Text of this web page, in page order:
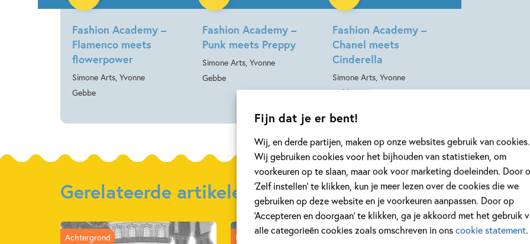
Fijn dat je er bent!
Wij, en derde partijen, maken op onze websites gebruik van cookies.
Wij gebruiken cookies voor het bijhouden van statistieken, om
voorkeuren op te slaan, maar ook voor marketing doeleinden. Door
‘Zelf instellen’ te klikken, kun je meer lezen over de cookies die we
gebruiken op deze website en je voorkeuren aanpassen. Door op
‘Accepteren en doorgaan’ te klikken, ga je akkoord met het gebruik
alle categorieën cookies zoals omschreven in onscookie statement.
Fashion Academy –
Flamenco meets
flowerpower
Simone Arts, Yvonne
Gebbe
Fashion Academy –
Punk meets Preppy
Simone Arts, Yvonne
Gebbe
Fashion Academy –
Chanel meets
Cinderella
Simone Arts, Yvonne
Gebbe
Gerelateerde artikelen
Achtergrond Kinderpanel Kinderpanel